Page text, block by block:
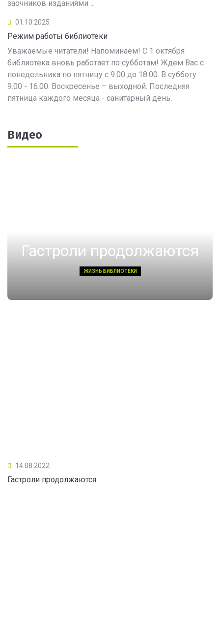
заочников изданиями ...
01.10.2025
Режим работы библиотеки
Уважаемые читатели! Напоминаем! С 1 октября
библиотека вновь работает по субботам! Ждем Вас с
понедельника по пятницу с 9.00 до 18.00. В субботу
9.00 - 16.00. Воскресенье – выходной. Последняя
пятница каждого месяца - санитарный день.
Видео
Гастроли продолжаются
ЖИЗНЬ БИБЛИОТЕКИ
14.08.2022
Гастроли продолжаются